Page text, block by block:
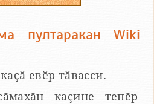
пултаракан Wiki
каҫӑ евӗр тӑвасси.
каҫине тепӗр